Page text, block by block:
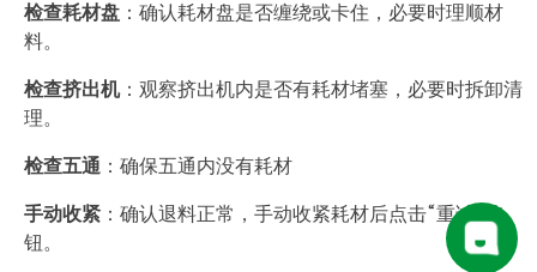
检查耗材盘 ：确认耗材盘是否缠绕或卡住，必要时理顺材
料。
检查挤出机：观察挤出机内是否有耗材堵塞，必要时拆卸清
理。
检查五通 ：确保五通内没有耗材
手动收紧 ：确认退料正常，手动收紧耗材后点击“重试”按
钮。